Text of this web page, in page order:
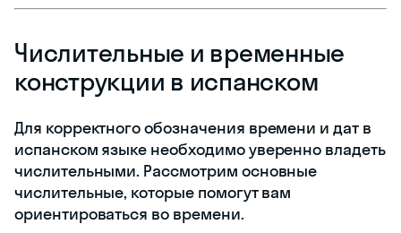
Числительные и временные
конструкции в испанском
Для корректного обозначения времени и дат в
испанском языке необходимо уверенно владеть
числительными. Рассмотрим основные
числительные, которые помогут вам
ориентироваться во времени.